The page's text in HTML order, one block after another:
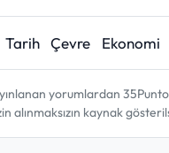
Tarih Çevre Ekonomi
yorumlardan
alınmaksızın kaynak